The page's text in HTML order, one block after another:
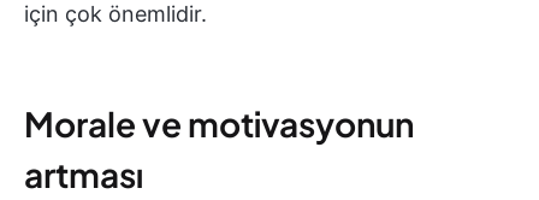
için çok önemlidir.
Morale ve motivasyonun
artması